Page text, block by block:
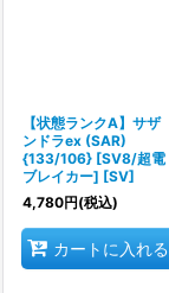
【状態ランクA】サザ
ンドラex (SAR)
{133/106} [SV8/超電
ブレイカー] [SV]
4,780円(税込)
カートに入れる